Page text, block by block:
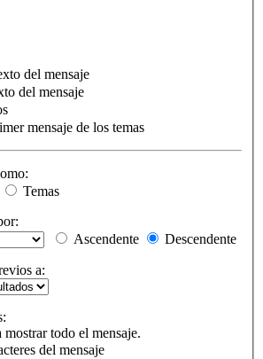
del mensaje
del mensaje
mensaje de los temas
Temas
Ascendente
Descendente
a:
mostrar todo el mensaje.
del mensaje